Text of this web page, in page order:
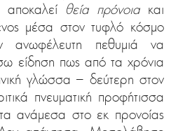
θεία πρόνοιακαι
μέσα στον τυφλό κόσμο
ανωφέλευτη πεθυμιά να
είδηση πως από τα χρόνια
γλώσσα – δεύτερη στον
πνευματική προφήτισσα
ανάμεσα στο εκ προνοίας